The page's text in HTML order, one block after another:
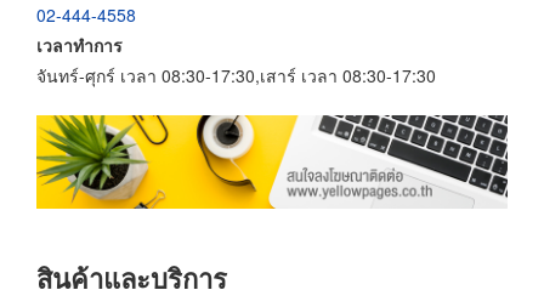
02-444-4558
เวลาทำการ
จันทร์-ศุกร์ เวลา 08:30-17:30,เสาร์ เวลา 08:30-17:30
สินค้าและบริการ